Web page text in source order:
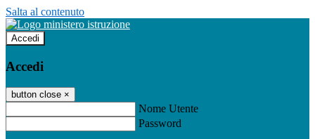
Salta al contenuto
Accedi
Accedi
button close ×
Nome Utente
Password